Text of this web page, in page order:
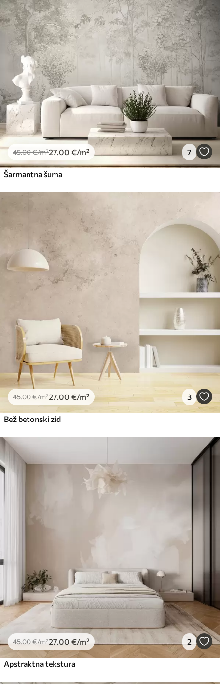
45.00€/m²27 .00 €/m² 7
Šarmantna šuma
45.00€/m²27 .00 €/m² 3
Bež betonski zid
45.00€/m²27 .00 €/m² 2
Apstraktna tekstura